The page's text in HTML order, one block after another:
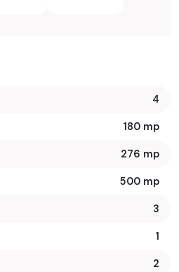
4
180 mp
276 mp
500 mp
3
1
2